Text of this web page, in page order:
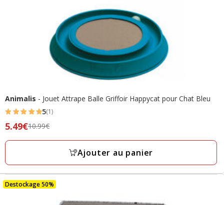
Animalis - Jouet Attrape Balle Griffoir Happycat pour Chat Bleu
5
étoiles
avec
avis
5(1)
Prix
précédent
prix
final
5.49€
5.49€10.99€
Ajouter au panier
Destockage 50%